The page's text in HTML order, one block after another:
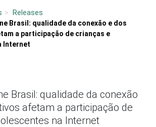
Releases
Brasil: qualidade da conexão e dos
a participação de crianças e
Internet
Brasil: qualidade da conexão
afetam a participação de
na Internet